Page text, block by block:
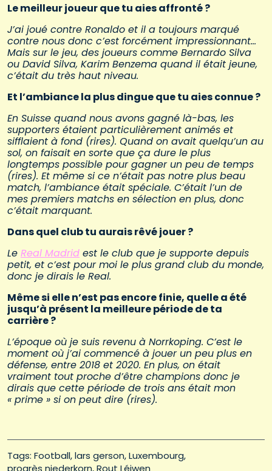
Le meilleur joueur que tu aies affronté ?
J’ai joué contre Ronaldo et il a toujours marqué
contre nous donc c’est forcément impressionnant…
Mais sur le jeu, des joueurs comme Bernardo Silva
ou David Silva, Karim Benzema quand il était jeune,
c’était du très haut niveau.
Et l’ambiance la plus dingue que tu aies connue ?
En Suisse quand nous avons gagné là-bas, les
supporters étaient particulièrement animés et
sifflaient à fond (rires). Quand on avait quelqu’un au
sol, on faisait en sorte que ça dure le plus
longtemps possible pour gagner un peu de temps
(rires). Et même si ce n’était pas notre plus beau
match, l’ambiance était spéciale. C’était l’un de
mes premiers matchs en sélection en plus, donc
c’était marquant.
Dans quel club tu aurais rêvé jouer ?
Le Real Madrid est le club que je supporte depuis
petit, et c’est pour moi le plus grand club du monde,
donc je dirais le Real.
Même si elle n’est pas encore finie, quelle a été
jusqu’à présent la meilleure période de ta
carrière ?
L’époque où je suis revenu à Norrkoping. C’est le
moment où j’ai commencé à jouer un peu plus en
défense, entre 2018 et 2020. En plus, on était
vraiment tout proche d’être champions donc je
dirais que cette période de trois ans était mon
« prime » si on peut dire (rires).
Tags: Football lars gerson Luxembourg
progrès niederkorn Rout Léiwen